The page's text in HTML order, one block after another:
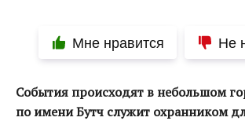
Мне нравится Не
События происходят в небольшом
по имени Бутч служит охранником